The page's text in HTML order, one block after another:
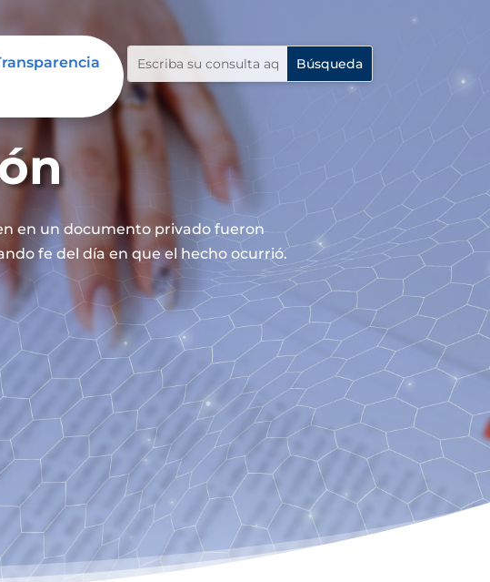
en un documento privado fueron
fe del día en que el hecho ocurrió.